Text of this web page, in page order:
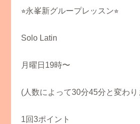
⭐︎永峯新グループレッスン⭐︎
Solo Latin
月曜日19時〜
(人数によって30分45分と変わり
1回3ポイント